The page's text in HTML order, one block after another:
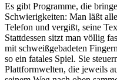
Es gibt Programme, die
Schwierigkeiten: Man läßt
Telefon und vergißt, seine
Stattdessen sitzt man völlig
mit schweißgebadeten
so ein fatales Spiel. Sie
Plattformwelten, die jeweils